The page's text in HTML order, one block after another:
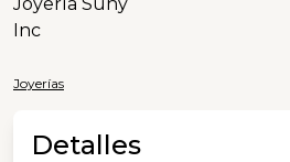
Joyerías
Detalles